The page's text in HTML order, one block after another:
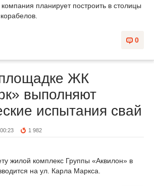
планирует построить в столицы
0
ЖК
выполняют
испытания свай
1 982
жилой комплекс Группы «Аквилон» в
на ул. Карла Маркса.